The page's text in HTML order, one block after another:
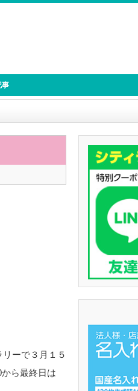
事
ーで３月１５
ら最終日は